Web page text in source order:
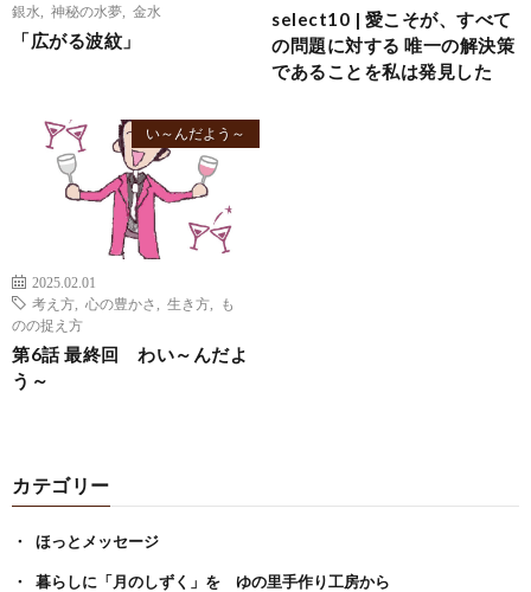
銀水
神秘の水夢 金水
「広がる波紋」
select10 | 愛こそが、すべて
の問題に対する 唯一の解決策
であることを私は発見した
い～んだよう～
2025.02.01
考え方
心の豊かさ 生き方
も
のの捉え方
第6話 最終回 わい～んだよ
う～
カテゴリー
ほっとメッセージ
暮らしに「月のしずく」を ゆの里手作り工房から